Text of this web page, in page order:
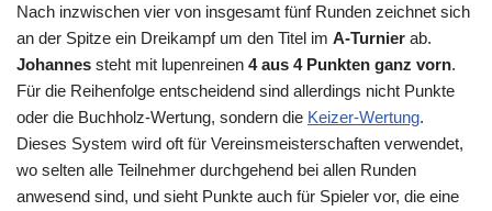
Nach inzwischen vier von insgesamt fünf Runden zeichnet sich
an der Spitze ein Dreikampf um den Titel im A-Turnier ab.
Johannes steht mit lupenreinen 4 aus 4 Punkten ganz vorn.
Für die Reihenfolge entscheidend sind allerdings nicht Punkte
oder die Buchholz-Wertung, sondern die Keizer-Wertung.
Dieses System wird oft für Vereinsmeisterschaften verwendet,
wo selten alle Teilnehmer durchgehend bei allen Runden
anwesend sind, und sieht Punkte auch für Spieler vor, die eine